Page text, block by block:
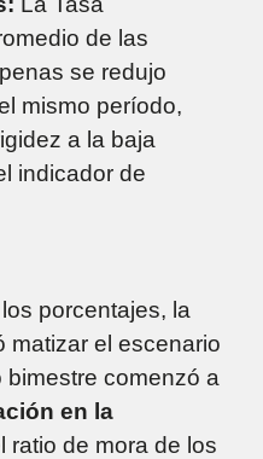
de las
se redujo
mismo período,
a la baja
indicador de
porcentajes, la
matizar el escenario
comenzó a
en la
ratio de mora de los